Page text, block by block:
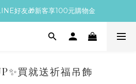
好友🎁新客享100元購物金
買就送祈福吊飾